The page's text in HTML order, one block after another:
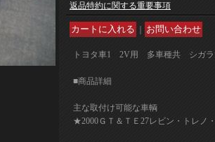
返品特約に関する重要事項
トヨタ車1 2V用 多車種共 シガラ
■商品詳細
主な取付け可能な車輌
★2000ＧＴ＆ＴＥ27レビン・トレノ